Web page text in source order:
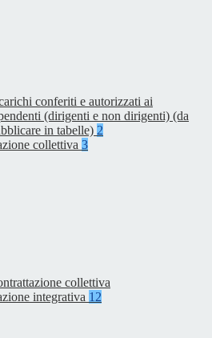
conferiti e autorizzati ai
(dirigenti e non dirigenti) (da
in tabelle) 2
collettiva 3
collettiva
integrativa 12